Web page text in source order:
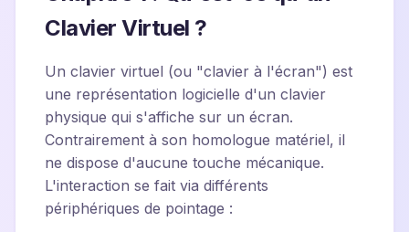
Clavier Virtuel ?
Un clavier virtuel (ou "clavier à l'écran") est
une représentation logicielle d'un clavier
physique qui s'affiche sur un écran.
Contrairement à son homologue matériel, il
ne dispose d'aucune touche mécanique.
L'interaction se fait via différents
périphériques de pointage :